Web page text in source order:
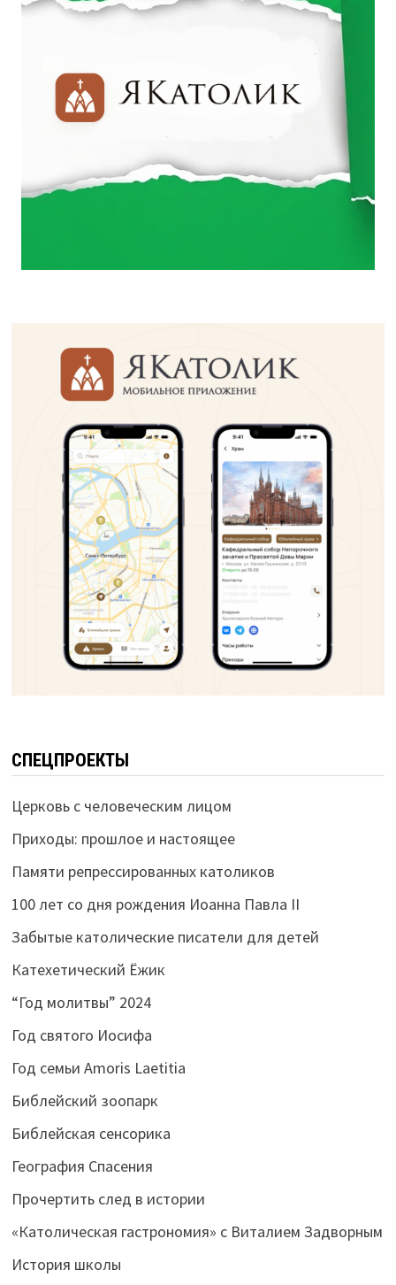
СПЕЦПРОЕКТЫ
Церковь с человеческим лицом
Приходы: прошлое и настоящее
Памяти репрессированных католиков
100 лет со дня рождения Иоанна Павла II
Забытые католические писатели для детей
Катехетический Ёжик
“Год молитвы” 2024
Год святого Иосифа
Год семьи Amoris Laetitia
Библейский зоопарк
Библейская сенсорика
География Спасения
Прочертить след в истории
«Католическая гастрономия» с Виталием Задворным
История школы